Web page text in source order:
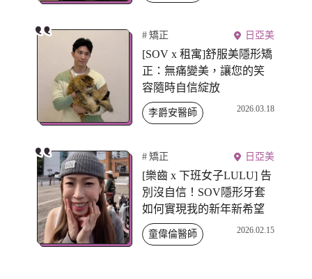
矯正 日亞美
[SOV x 租寓]舒服美隱形矯
正：無痛變美，讓您的笑
容隨時自信綻放
李爵安醫師 2026.03.18
矯正 日亞美
[樂齒 x 下班女子LULU] 告
別沒自信！SOV隱形牙套
如何實現我的新年新希望
童偉倫醫師 2026.02.15